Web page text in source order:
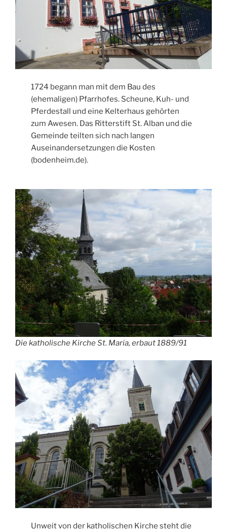
1724 begann man mit dem Bau des
(ehemaligen) Pfarrhofes. Scheune, Kuh- und
Pferdestall und eine Kelterhaus gehörten
zum Awesen. Das Ritterstift St. Alban und die
Gemeinde teilten sich nach langen
Auseinandersetzungen die Kosten
(bodenheim.de).
Die katholische Kirche St. Maria, erbaut 1889/91
Unweit von der katholischen Kirche steht die